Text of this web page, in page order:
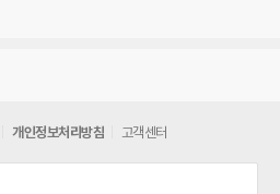
개인정보처리방침 고객센터